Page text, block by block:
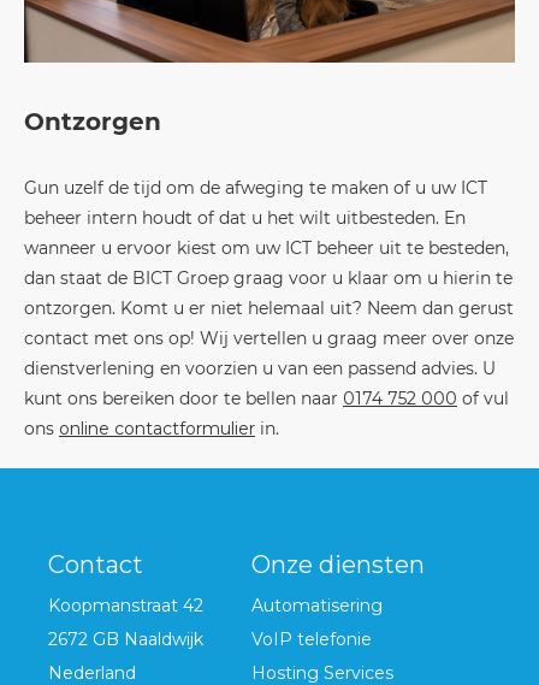
Ontzorgen
Gun uzelf de tijd om de afweging te maken of u uw ICT
beheer intern houdt of dat u het wilt uitbesteden. En
wanneer u ervoor kiest om uw ICT beheer uit te besteden,
dan staat de BICT Groep graag voor u klaar om u hierin te
ontzorgen. Komt u er niet helemaal uit? Neem dan gerust
contact met ons op! Wij vertellen u graag meer over onze
dienstverlening en voorzien u van een passend advies. U
kunt ons bereiken door te bellen naar 0174 752 000 of vul
ons online contactformulier in.
Contact
Koopmanstraat 42
2672 GB Naaldwijk
Nederland
Onze diensten
Automatisering
VoIP telefonie
Hosting Services